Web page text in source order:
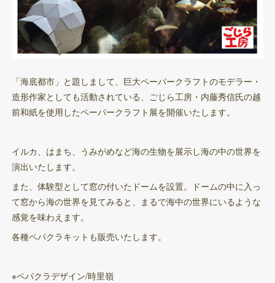
「海底都市」と題しまして、巨大ペーパークラフトのモデラー・
造形作家としても活動されている、ごじら工房・内藤秀信氏の越
前和紙を使用したペーパークラフト展を開催いたします。
イルカ、はまち、うみがめなど海の生物を展示し海の中の世界を
演出いたします。
また、体験型として窓の付いたドームを設置。ドームの中に入っ
て窓から海の世界を見てみると、まるで海中の世界にいるような
感覚を味わえます。
各種ペパクラキットも販売いたします。
※ペパクラデザイン/時里嶺